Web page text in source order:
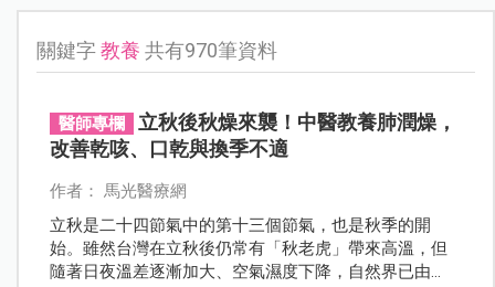
關鍵字教養 共有970筆資料
醫師專欄
立秋後秋燥來襲！中醫教養肺潤燥，
改善乾咳、口乾與換季不適
作者： 馬光醫療網
立秋是二十四節氣中的第十三個節氣，也是秋季的開
始。雖然台灣在立秋後仍常有「秋老虎」帶來高溫，但
隨著日夜溫差逐漸加大、空氣濕度下降，自然界已由